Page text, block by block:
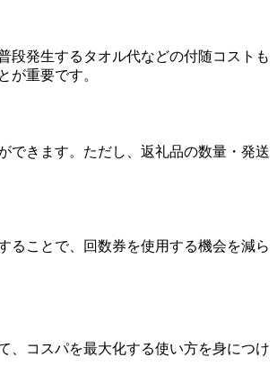
段発生するタオル代などの付随コストも
が重要です。
できます。ただし、返礼品の数量・発送
ることで、回数券を使用する機会を減ら
、コスパを最大化する使い方を身につけ